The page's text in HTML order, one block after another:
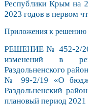
Республики Крым на
2023 годов в первом
Приложения к решению
РЕШЕНИЕ № 452-2/20
изменений в
Раздольненского
№ 99-2/19 «О
Раздольненский
плановый период